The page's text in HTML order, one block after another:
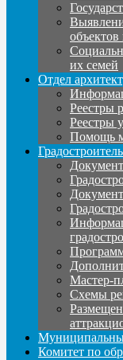
их семей
Отдел
Реестры
Реестры
Помощь
Мастер-
Схемы
Комитет по